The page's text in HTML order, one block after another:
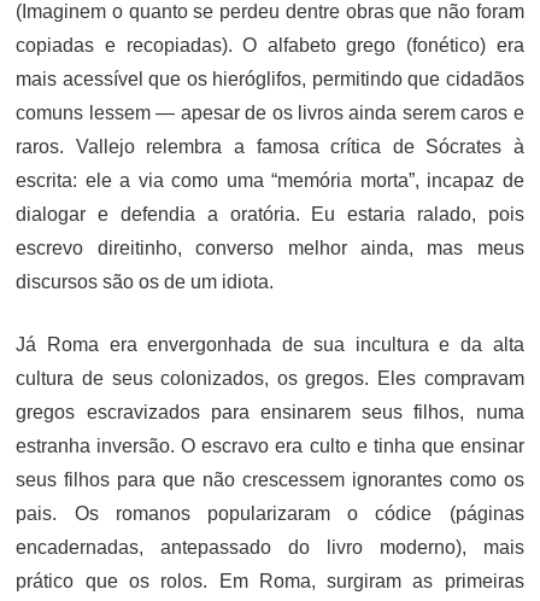
(Imaginem o quanto se perdeu dentre obras que não foram
copiadas e recopiadas). O alfabeto grego (fonético) era
mais acessível que os hieróglifos, permitindo que cidadãos
comuns lessem — apesar de os livros ainda serem caros e
raros. Vallejo relembra a famosa crítica de Sócrates à
escrita: ele a via como uma “memória morta”, incapaz de
dialogar e defendia a oratória. Eu estaria ralado, pois
escrevo direitinho, converso melhor ainda, mas meus
discursos são os de um idiota.
Já Roma era envergonhada de sua incultura e da alta
cultura de seus colonizados, os gregos. Eles compravam
gregos escravizados para ensinarem seus filhos, numa
estranha inversão. O escravo era culto e tinha que ensinar
seus filhos para que não crescessem ignorantes como os
pais. Os romanos popularizaram o códice (páginas
encadernadas, antepassado do livro moderno), mais
prático que os rolos. Em Roma, surgiram as primeiras